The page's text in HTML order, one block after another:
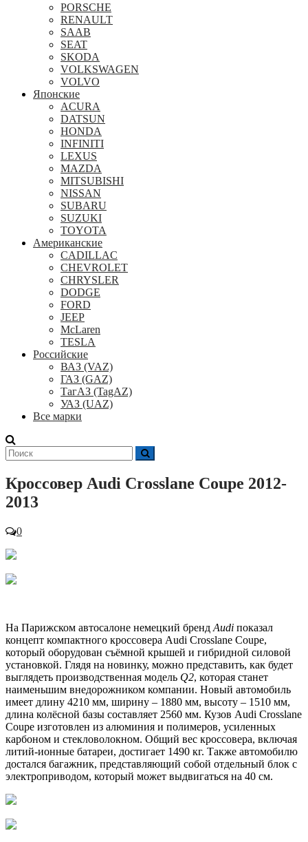
PORSCHE
RENAULT
SAAB
SEAT
SKODA
VOLKSWAGEN
VOLVO
Японские
ACURA
DATSUN
HONDA
INFINITI
LEXUS
MAZDA
MITSUBISHI
NISSAN
SUBARU
SUZUKI
TOYOTA
Американские
CADILLAC
CHEVROLET
CHRYSLER
DODGE
FORD
JEEP
McLaren
TESLA
Российские
ВАЗ (VAZ)
ГАЗ (GAZ)
ТагАЗ (TagAZ)
УАЗ (UAZ)
Все марки
Поиск
для:
Кроссовер Audi Crosslane Coupe 2012-
2013
0
На Парижском автосалоне немецкий бренд Audi показал
концепт компактного кроссовера Audi Crosslane Coupe,
который оборудован съёмной крышей и гибридной силовой
установкой. Глядя на новинку, можно представить, как будет
выглядеть производственная модель Q2, которая станет
наименьшим внедорожником компании. Новый автомобиль
имеет длину 4210 мм, ширину – 1880 мм, высоту – 1510 мм,
длина колёсной базы составляет 2560 мм. Кузов Audi Crosslane
Coupe изготовлен из алюминия и полимеров, усиленных
карбоном и стекловолокном. Общий вес кроссовера, включая
литий-ионные батареи, достигает 1490 кг. Также автомобилю
достался багажник, представляющий собой отдельный блок с
электроприводом, который может выдвигаться на 40 см.